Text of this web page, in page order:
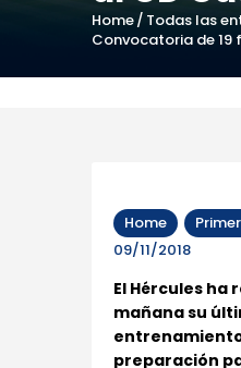
Home Todas las
Convocatoria de 19
Home
09/11/2018
El Hércules ha
mañana su
preparación